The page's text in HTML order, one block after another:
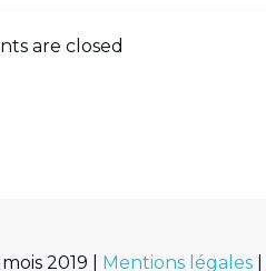
are closed
2019 | Mentions légales